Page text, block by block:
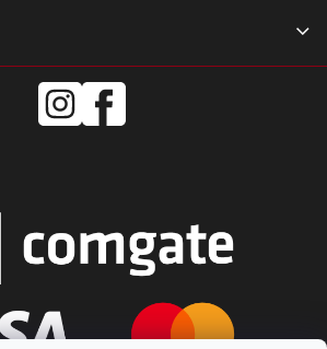
mielecentervlasek
Miele
Center